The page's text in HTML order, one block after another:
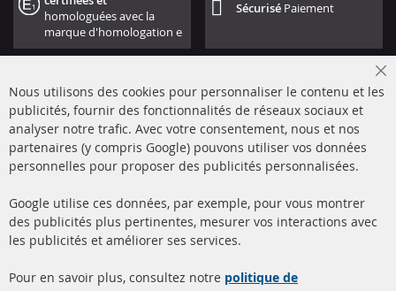
homologuées avec la
marque d'homologation e
Sécurisé Paiement
+49 (0) 4533 799000
info@contra-automotive.de
facebook
instagram
Nous utilisons des cookies pour personnaliser le contenu et les
publicités, fournir des fonctionnalités de réseaux sociaux et
analyser notre trafic. Avec votre consentement, nous et nos
partenaires (y compris Google) pouvons utiliser vos données
personnelles pour proposer des publicités personnalisées.
Google utilise ces données, par exemple, pour vous montrer
des publicités plus pertinentes, mesurer vos interactions avec
les publicités et améliorer ses services.
Pour en savoir plus, consultez notre politique de